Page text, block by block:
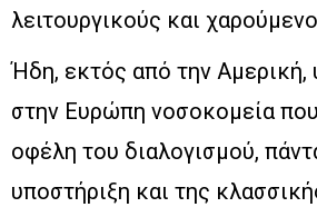
λειτουργικούς και
Ήδη, εκτός από την Αμερική,
στην Ευρώπη νοσοκομεία
οφέλη του διαλογισμού,
υποστήριξη και της